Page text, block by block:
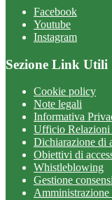
Facebook
Youtube
Instagram
Sezione Link Utili
Cookie policy
Note legali
Informativa
Ufficio
Dichiarazione di
Obiettivi di
Whistleblowing
Gestione
Amministrazione